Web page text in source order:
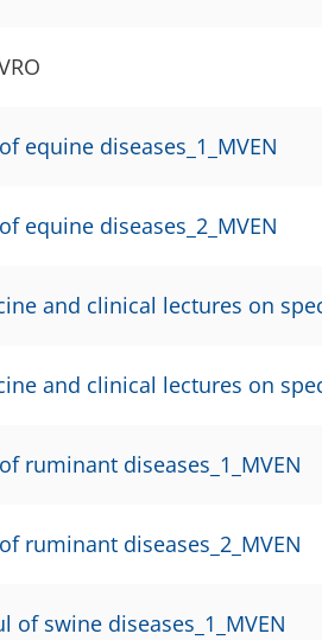
equine diseases_1_MVEN
equine diseases_2_MVEN
and clinical lectures on
and clinical lectures on
ruminant diseases_1_MVEN
ruminant diseases_2_MVEN
of swine diseases_1_MVEN